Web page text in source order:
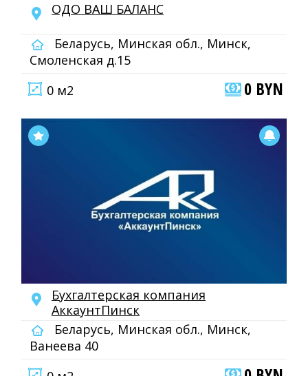
ОДО ВАШ БАЛАНС
Беларусь, Минская обл., Минск,
Смоленская д.15
0 м2
0 BYN
Бухгалтерская компания
АккаунтПинск
Беларусь, Минская обл., Минск,
Ванеева 40